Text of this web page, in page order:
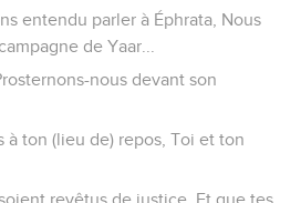
et trop merveilleuses pour
calme et le silence à mon âme,
de sa mère ; Mon âme est en
Dès maintenant et à toujours !